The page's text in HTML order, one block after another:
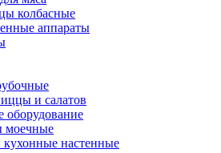
колбасные
аппараты
и салатов
оборудование
моечные
настенные